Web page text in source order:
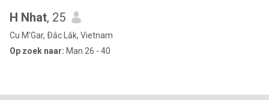
H Nhat, 25
Cu M'Gar, Ðắc Lắk, Vietnam
Op zoek naar: Man 26 - 40